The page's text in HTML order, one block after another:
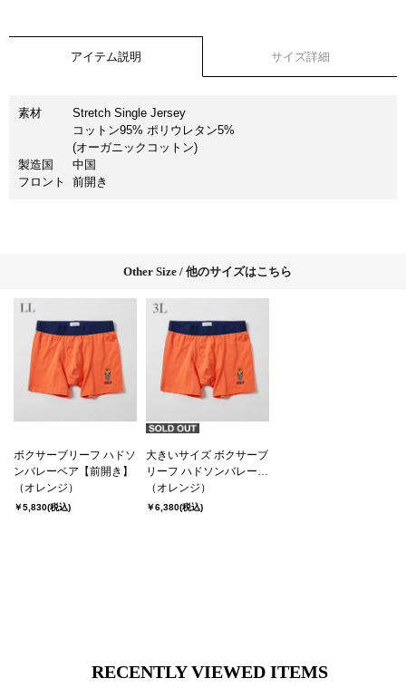
アイテム説明 サイズ詳細
素材
Stretch Single Jersey
コットン95% ポリウレタン5%
(オーガニックコットン)
製造国
中国
フロント
前開き
Other Size / 他のサイズはこちら
ボクサーブリーフ ハドソ
ンバレーベア【前開き】
（オレンジ）
￥5,830(税込)
大きいサイズ ボクサーブ
リーフ ハドソンバレーベ
ア【前開き】
（オレンジ）
￥6,380(税込)
RECENTLY VIEWED ITEMS